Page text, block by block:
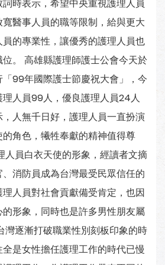
時表示，希望中央重視護理人員
醫事人員的職等限制，給與更大
的專業性，讓優秀的護理人員也
。 高雄縣護理師護士公會今天於
99年國際護士節慶祝大會」，今
人員99人，優良護理人員24人
人無千日好，護理人員一直扮演
角色，犧牲奉獻的精神值得尊
人員白衣天使的形象，經讀者文摘
消防員成為台灣最受民眾信任的
人員對社會貢獻備受肯定，也因
形象，同時也是許多男性朋友屬
灣逐漸打破職業性別刻板印象的時
是女性擔任護理工作的時代已慢